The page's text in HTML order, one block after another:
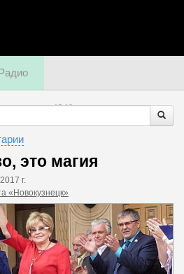
пятница,15:18
это магия
г.
«Новокузнецк»